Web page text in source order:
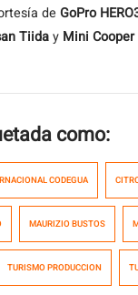
de GoPro
Tiiday Mini Cooper
como:
CODEGUA
MAURIZIO BUSTOS
TURISMO PRODUCCION